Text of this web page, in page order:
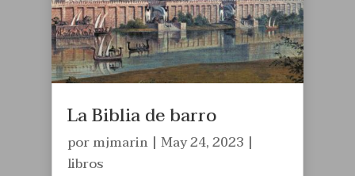
La Biblia de barro
pormjmarin| May 24, 2023 |
libros